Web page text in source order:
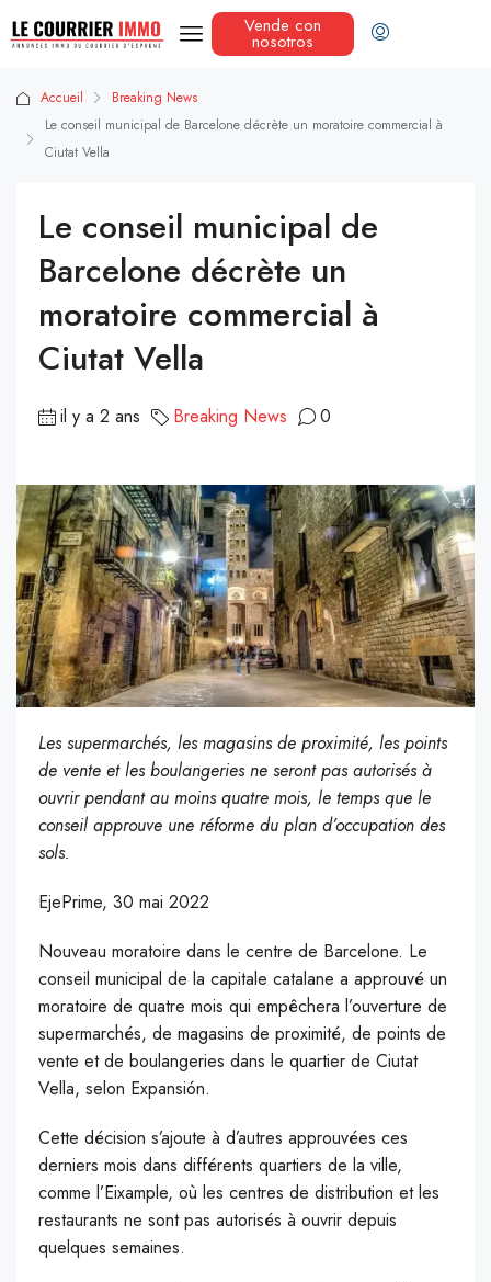
Vende con
nosotros
Accueil
Breaking News
Le conseil municipal de Barcelone décrète un moratoire commercial à
Ciutat Vella
Le conseil municipal de
Barcelone décrète un
moratoire commercial à
Ciutat Vella
il y a 2 ans Breaking News 0
Les supermarchés, les magasins de proximité, les points
de vente et les boulangeries ne seront pas autorisés à
ouvrir pendant au moins quatre mois, le temps que le
conseil approuve une réforme du plan d’occupation des
sols.
EjePrime, 30 mai 2022
Nouveau moratoire dans le centre de Barcelone. Le
conseil municipal de la capitale catalane a approuvé un
moratoire de quatre mois qui empêchera l’ouverture de
supermarchés, de magasins de proximité, de points de
vente et de boulangeries dans le quartier de Ciutat
Vella, selon Expansión.
Cette décision s’ajoute à d’autres approuvées ces
derniers mois dans différents quartiers de la ville,
comme l’Eixample, où les centres de distribution et les
restaurants ne sont pas autorisés à ouvrir depuis
quelques semaines.